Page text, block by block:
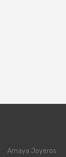
Amaya Joyeros